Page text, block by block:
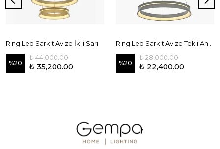
Ring Led Sarkıt Avize İkili Sarı
%20
₺ 44,000.00
₺ 35,200.00 %20
₺ 28,000.00
₺ 22,400.00